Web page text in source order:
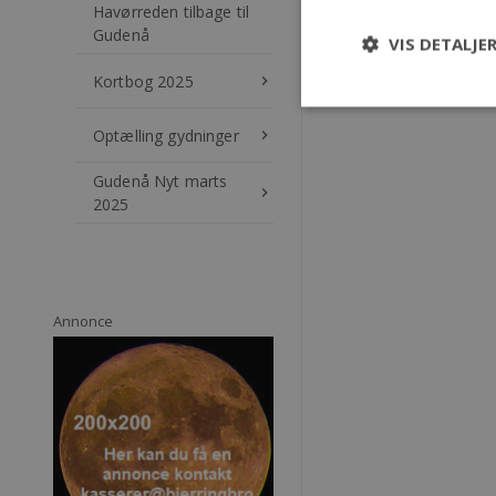
Havørreden tilbage til
Gudenå
Kortbog 2025 keyboard_arrow_right
Optælling gydninger keyboard_arrow_right
Gudenå Nyt marts
2025
keyboard_arrow_right
Annonce
VIS DETALJER